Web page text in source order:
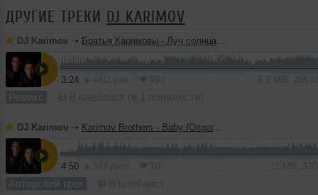
ДРУГИЕ ТРЕКИ DJ KARIMOV
DJ Karimov ➝ Братья Каримовы - Луч солнца золотого (Original Mix)
3:24
Ремикс
DJ Karimov ➝ Karimov Brothers - Baby (Original Mix)
4:50
Авторский трек